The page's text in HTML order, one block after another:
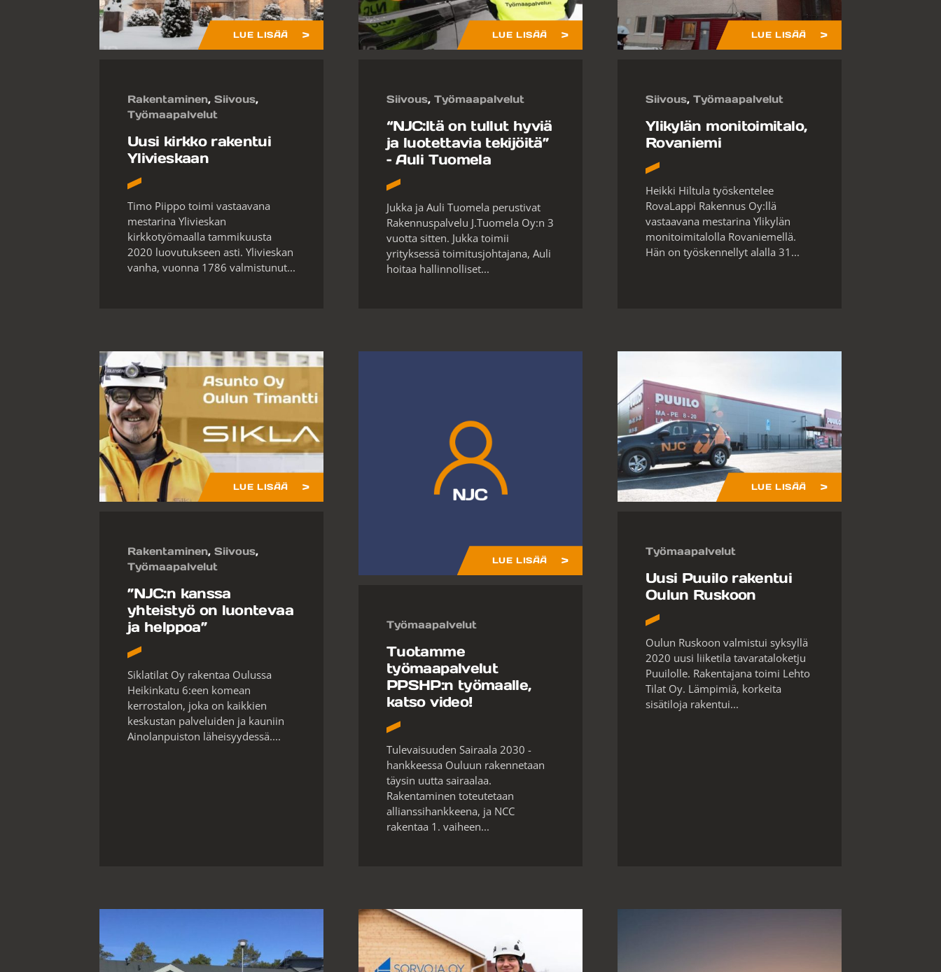
LUE LISÄÄ
Rakentaminen, Siivous,
Työmaapalvelut
Uusi kirkko rakentui
Ylivieskaan
Timo Piippo toimi vastaavana
mestarina Ylivieskan
kirkkotyömaalla tammikuusta
2020 luovutukseen asti. Ylivieskan
vanha, vuonna 1786 valmistunut...
LUE LISÄÄ
Siivous, Työmaapalvelut
“NJC:ltä on tullut hyviä
ja luotettavia tekijöitä”
– Auli Tuomela
Jukka ja Auli Tuomela perustivat
Rakennuspalvelu J.Tuomela Oy:n 3
vuotta sitten. Jukka toimii
yrityksessä toimitusjohtajana, Auli
hoitaa hallinnolliset...
LUE LISÄÄ
Siivous, Työmaapalvelut
Ylikylän monitoimitalo,
Rovaniemi
Heikki Hiltula työskentelee
RovaLappi Rakennus Oy:llä
vastaavana mestarina Ylikylän
monitoimitalolla Rovaniemellä.
Hän on työskennellyt alalla 31...
LUE LISÄÄ
Rakentaminen, Siivous,
Työmaapalvelut
”NJC:n kanssa
yhteistyö on luontevaa
ja helppoa”
Siklatilat Oy rakentaa Oulussa
Heikinkatu 6:een komean
kerrostalon, joka on kaikkien
keskustan palveluiden ja kauniin
Ainolanpuiston läheisyydessä....
LUE LISÄÄ
Työmaapalvelut
Tuotamme
työmaapalvelut
PPSHP:n työmaalle,
katso video!
Tulevaisuuden Sairaala 2030 -
hankkeessa Ouluun rakennetaan
täysin uutta sairaalaa.
Rakentaminen toteutetaan
allianssihankkeena, ja NCC
rakentaa 1. vaiheen...
LUE LISÄÄ
Työmaapalvelut
Uusi Puuilo rakentui
Oulun Ruskoon
Oulun Ruskoon valmistui syksyllä
2020 uusi liiketila tavarataloketju
Puuilolle. Rakentajana toimi Lehto
Tilat Oy. Lämpimiä, korkeita
sisätiloja rakentui...